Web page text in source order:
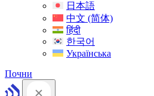
日本語
中文 (简体)
हिंदी
한국어
Українська
Почни